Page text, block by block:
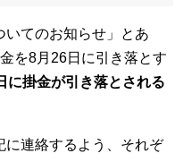
いてのお知らせ」とあ
を8月26日に引き落とす
に掛金が引き落とされる
に連絡するよう、それぞ